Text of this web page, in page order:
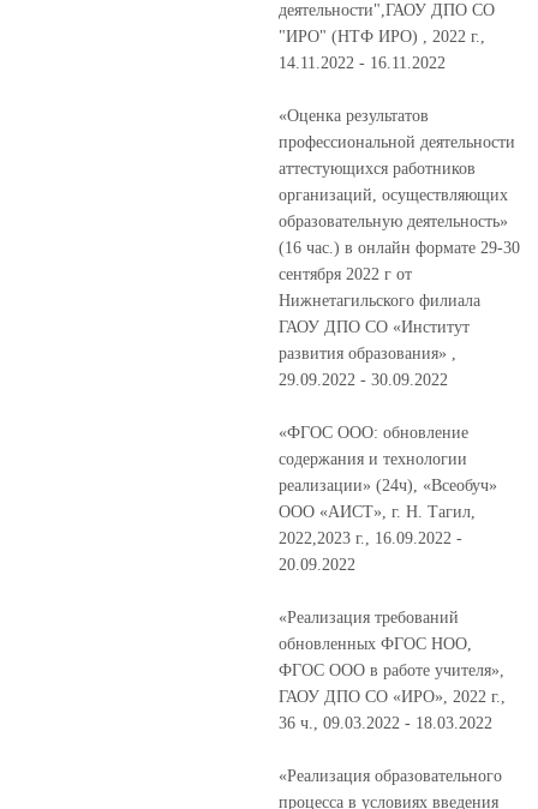
деятельности",ГАОУ ДПО СО
"ИРО" (НТФ ИРО) , 2022 г.,
14.11.2022 - 16.11.2022
«Оценка результатов
профессиональной деятельности
аттестующихся работников
организаций, осуществляющих
образовательную деятельность»
(16 час.) в онлайн формате 29-30
сентября 2022 г от
Нижнетагильского филиала
ГАОУ ДПО СО «Институт
развития образования» ,
29.09.2022 - 30.09.2022
«ФГОС ООО: обновление
содержания и технологии
реализации» (24ч), «Всеобуч»
ООО «АИСТ», г. Н. Тагил,
2022,2023 г., 16.09.2022 -
20.09.2022
«Реализация требований
обновленных ФГОС НОО,
ФГОС ООО в работе учителя»,
ГАОУ ДПО СО «ИРО», 2022 г.,
36 ч., 09.03.2022 - 18.03.2022
«Реализация образовательного
процесса в условиях введения